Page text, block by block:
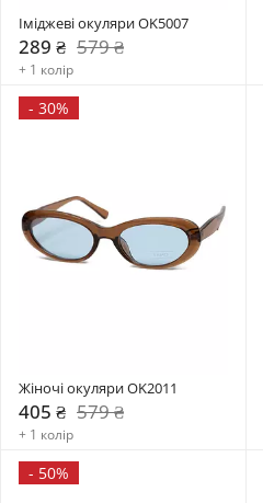
Іміджеві окуляри OK5007
289 ₴ 579 ₴
+ 1 колір
- 30%
Жіночі окуляри OK2011
405 ₴ 579 ₴
+ 1 колір
- 50%